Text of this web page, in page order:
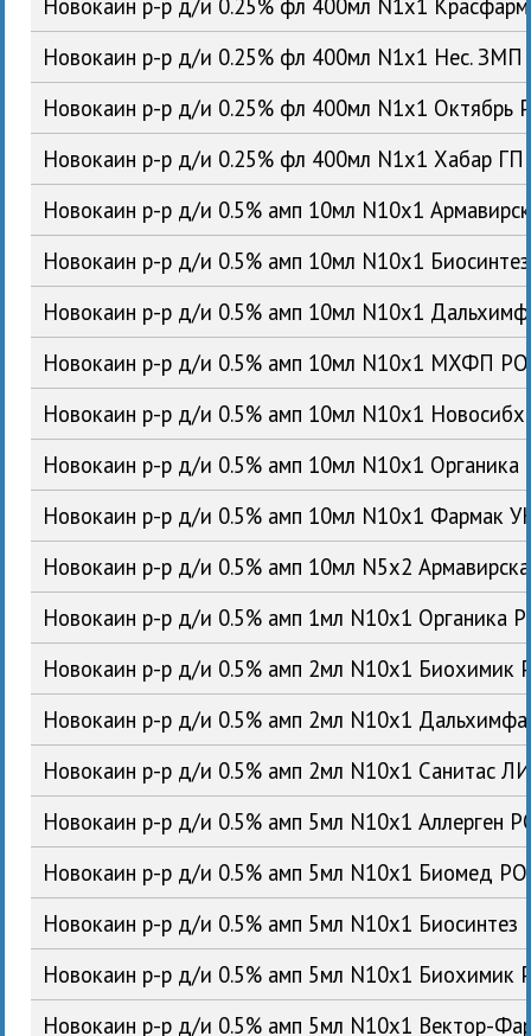
Новокаин р-р д/и 0.25% фл 400мл N1x1 Нес.
Новокаин р-р д/и 0.25% фл 400мл N1x1 Октябрь
Новокаин р-р д/и 0.25% фл 400мл N1x1 Хабар
Новокаин р-р д/и 0.5% амп 10мл N10x1
Новокаин р-р д/и 0.5% амп 10мл N10x1
Новокаин р-р д/и 0.5% амп 10мл N10x1
Новокаин р-р д/и 0.5% амп 10мл N10x1 МХФП
Новокаин р-р д/и 0.5% амп 10мл N10x1
Новокаин р-р д/и 0.5% амп 10мл N10x1
Новокаин р-р д/и 0.5% амп 10мл N10x1 Фармак
Новокаин р-р д/и 0.5% амп 10мл N5x2
Новокаин р-р д/и 0.5% амп 1мл N10x1 Органика
Новокаин р-р д/и 0.5% амп 2мл N10x1 Биохимик
Новокаин р-р д/и 0.5% амп 2мл N10x1
Новокаин р-р д/и 0.5% амп 2мл N10x1 Санитас
Новокаин р-р д/и 0.5% амп 5мл N10x1 Аллерген
Новокаин р-р д/и 0.5% амп 5мл N10x1 Биомед
Новокаин р-р д/и 0.5% амп 5мл N10x1 Биосинтез
Новокаин р-р д/и 0.5% амп 5мл N10x1 Биохимик
Новокаин р-р д/и 0.5% амп 5мл N10x1 Вектор-